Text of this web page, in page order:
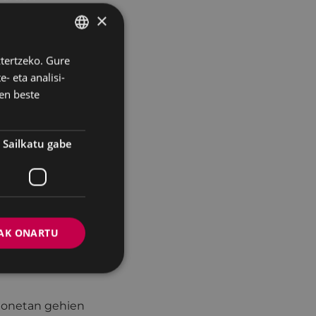
hauek dira:
Zabaltzen,
) eta Inma
besteak
los vascos se
pan, El último
lanak
gehien
BASQUE
SPANISH
×
Gure
eta analisi-
beste
Sailkatu gabe
ONARTU